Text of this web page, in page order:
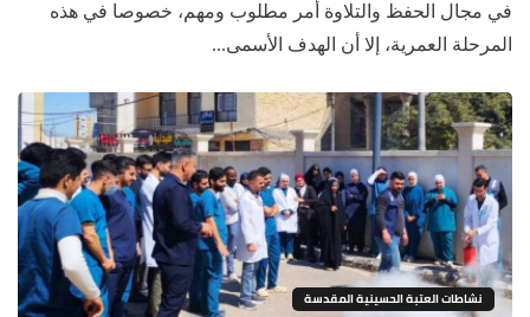
في مجال الحفظ والتلاوة أمر مطلوب ومهم، خصوصا في هذه
المرحلة العمرية، إلا أن الهدف الأسمى...
نشاطات العتبة الحسينية المقدسة